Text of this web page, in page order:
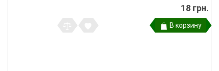
18 грн.
В корзину